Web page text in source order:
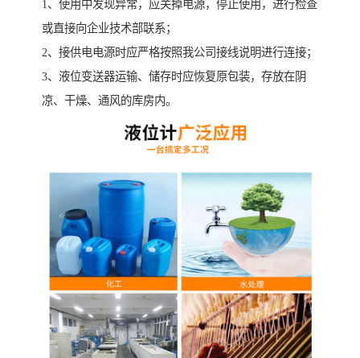
1、使用中发现异常，应关掉电源，停止使用，进行检查
或直接向企业技术部联系；
2、接供电电源时应严格按照我公司接线说明进行连接；
3、液位变送器运输、储存时应恢复原包装，存放在阴
凉、干燥、通风的库房内。